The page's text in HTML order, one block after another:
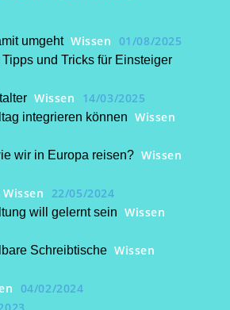
umgeht Wissen 01/08/2025
und Tricks für Einsteiger
Wissen 14/03/2025
integrieren können Wissen
wir in Europa reisen? Wissen
Wissen 22/05/2024
will gelernt sein Wissen
Schreibtische Wissen
04/02/2024